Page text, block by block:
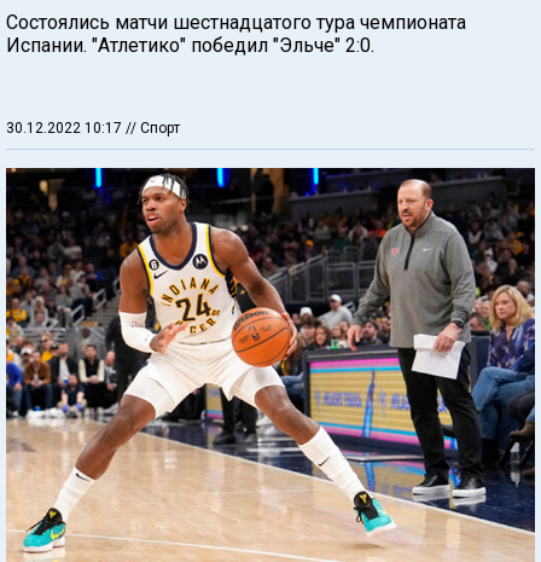
Состоялись матчи шестнадцатого тура чемпионата
Испании. "Атлетико" победил "Эльче" 2:0.
30.12.2022 10:17 // Спорт